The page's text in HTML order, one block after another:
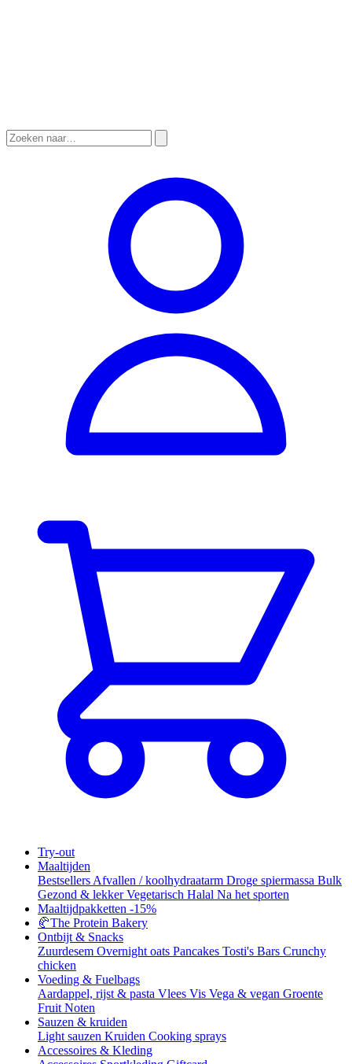
Try-out
Maaltijden
Bestsellers Afvallen / koolhydraatarm Droge spiermassa Bulk
Gezond & lekkerVegetarisch Halal Na het sporten
Maaltijdpakketten -15%
🥐The Protein Bakery
Ontbijt & Snacks
Zuurdesem Overnight oats Pancakes Tosti's Bars Crunchy
chicken
Voeding & Fuelbags
Aardappel, rijst & pasta Vlees Vis Vega & vegan Groente
Fruit Noten
Sauzen & kruiden
Light sauzen Kruiden Cooking sprays
Accessoires & Kleding